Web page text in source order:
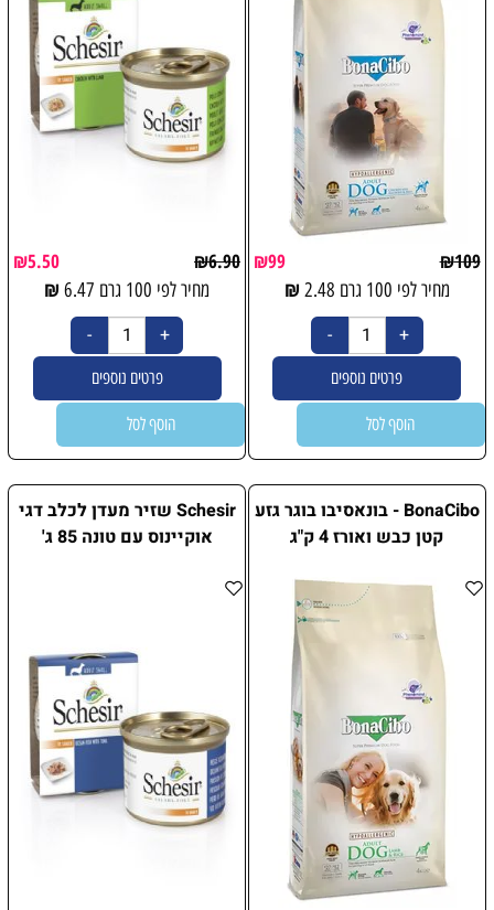
₪109
₪99
מחיר לפי 100 גרם 2.48
₪
פרטים נוספים
הוסף לסל
₪6.90
₪5.50
מחיר לפי 100 גרם 6.47
₪
פרטים נוספים
הוסף לסל
BonaCibo - בונאסיבו בוגר גזע
קטן כבש ואורז 4 ק"ג
Schesir שזיר מעדן לכלב דגי
אוקיינוס עם טונה 85 ג'